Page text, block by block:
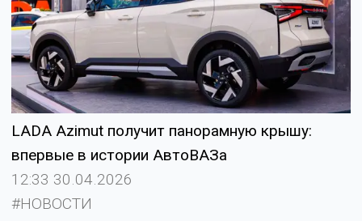
LADA Azimut получит панорамную крышу:
впервые в истории АвтоВАЗа
12:33 30.04.2026
#НОВОСТИ